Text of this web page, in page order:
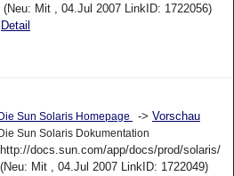
(Neu: Mit , 04.Jul 2007 LinkID: 1722056)
Detail
Die Sun Solaris Homepage -> Vorschau
Die Sun Solaris Dokumentation
http://docs.sun.com/app/docs/prod/solaris/
(Neu: Mit , 04.Jul 2007 LinkID: 1722049)